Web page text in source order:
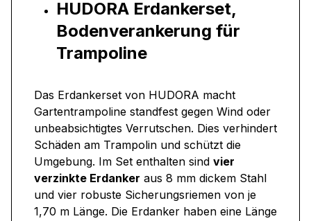
HUDORA Erdankerset,
Bodenverankerung für
Trampoline
Das Erdankerset von HUDORA macht
Gartentrampoline standfest gegen Wind oder
unbeabsichtigtes Verrutschen. Dies verhindert
Schäden am Trampolin und schützt die
Umgebung. Im Set enthalten sind vier
verzinkte Erdanker aus 8 mm dickem Stahl
und vier robuste Sicherungsriemen von je
1,70 m Länge. Die Erdanker haben eine Länge